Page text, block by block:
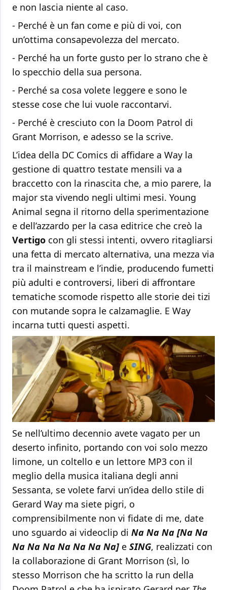
e non lascia niente al caso.
- Perché è un fan come e più di voi, con
un’ottima consapevolezza del mercato.
- Perché ha un forte gusto per lo strano che è
lo specchio della sua persona.
- Perché sa cosa volete leggere e sono le
stesse cose che lui vuole raccontarvi.
- Perché è cresciuto con la Doom Patrol di
Grant Morrison, e adesso se la scrive.
L’idea della DC Comics di affidare a Way la
gestione di quattro testate mensili va a
braccetto con la rinascita che, a mio parere, la
major sta vivendo negli ultimi mesi. Young
Animal segna il ritorno della sperimentazione
e dell’azzardo per la casa editrice che creò la
Vertigo con gli stessi intenti, ovvero ritagliarsi
una fetta di mercato alternativa, una mezza via
tra il mainstream e l’indie, producendo fumetti
più adulti e controversi, liberi di affrontare
tematiche scomode rispetto alle storie dei tizi
con mutande sopra le calzamaglie. E Way
incarna tutti questi aspetti.
Se nell’ultimo decennio avete vagato per un
deserto infinito, portando con voi solo mezzo
limone, un coltello e un lettore MP3 con il
meglio della musica italiana degli anni
Sessanta, se volete farvi un’idea dello stile di
Gerard Way ma siete pigri, o
comprensibilmente non vi fidate di me, date
uno sguardo ai videoclip di Na Na Na [Na Na
Na Na Na Na Na Na Na]e SING, realizzati con
la collaborazione di Grant Morrison (sì, lo
stesso Morrison che ha scritto la run della